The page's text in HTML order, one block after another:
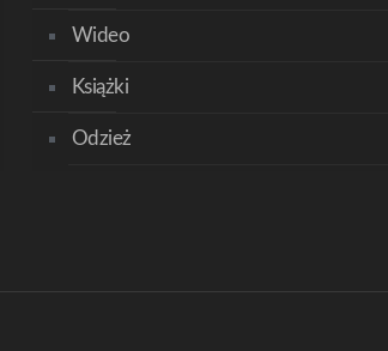
Wideo
Książki
Odzież